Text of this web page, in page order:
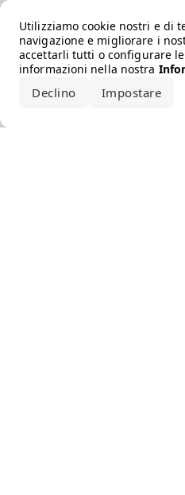
Utilizziamo cookie nostri e di
navigazione e migliorare i
accettarli tutti o configurare
informazioni nella nostra
Declino Impostare
Error